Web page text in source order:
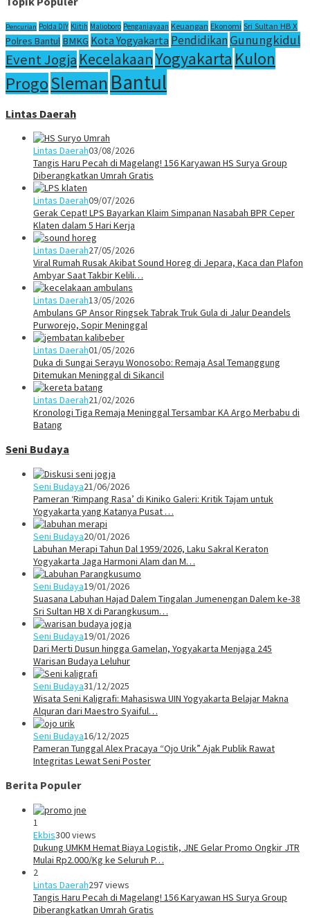
Pencurian Polda DIY Klitih Malioboro Penganiayaan Keuangan Ekonomi Sri Sultan HB X
Polres Bantul BMKG Kota Yogyakarta PendidikanGunungkidul
Event Jogja KecelakaanYogyakarta Kulon
ProgoSleman Bantul
Lintas Daerah
Lintas Daerah03/08/2026
Tangis Haru Pecah di Magelang! 156 Karyawan HS Surya Group
Diberangkatkan Umrah Gratis
Lintas Daerah09/07/2026
Gerak Cepat! LPS Bayarkan Klaim Simpanan Nasabah BPR Ceper
Klaten dalam 5 Hari Kerja
Lintas Daerah27/05/2026
Viral Rumah Rusak Akibat Sound Horeg di Jepara, Kaca dan Plafon
Ambyar Saat Takbir Kelili…
Lintas Daerah13/05/2026
Ambulans GP Ansor Ringsek Tabrak Truk Gula di Jalur Deandels
Purworejo, Sopir Meninggal
Lintas Daerah01/05/2026
Duka di Sungai Serayu Wonosobo: Remaja Asal Temanggung
Ditemukan Meninggal di Sikancil
Lintas Daerah21/02/2026
Kronologi Tiga Remaja Meninggal Tersambar KA Argo Merbabu di
Batang
Seni Budaya
Seni Budaya21/06/2026
Pameran ‘Rimpang Rasa’ di Kiniko Galeri: Kritik Tajam untuk
Yogyakarta yang Katanya Pusat …
Seni Budaya20/01/2026
Labuhan Merapi Tahun Dal 1959/2026, Laku Sakral Keraton
Yogyakarta Jaga Harmoni Alam dan M…
Seni Budaya19/01/2026
Suasana Labuhan Hajad Dalem Tingalan Jumenengan Dalem ke-38
Sri Sultan HB X di Parangkusum…
Seni Budaya19/01/2026
Dari Merti Dusun hingga Gamelan, Yogyakarta Menjaga 245
Warisan Budaya Leluhur
Seni Budaya31/12/2025
Wisata Seni Kaligrafi: Mahasiswa UIN Yogyakarta Belajar Makna
Alquran dari Maestro Syaiful…
Seni Budaya16/12/2025
Pameran Tunggal Alex Pracaya “Ojo Urik” Ajak Publik Rawat
Integritas Lewat Seni Poster
Berita Populer
1
Ekbis300 views
Dukung UMKM Hemat Biaya Logistik, JNE Gelar Promo Ongkir JTR
Mulai Rp2.000/Kg ke Seluruh P…
2
Lintas Daerah297 views
Tangis Haru Pecah di Magelang! 156 Karyawan HS Surya Group
Diberangkatkan Umrah Gratis